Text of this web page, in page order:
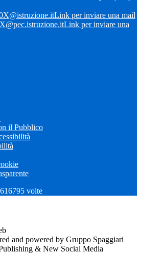
Link per inviare una mail
Link per inviare una
il Pubblico
616795 volte
and powered by Gruppo Spaggiari
& New Social Media